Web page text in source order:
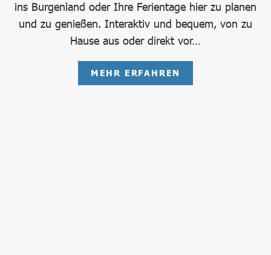
ins Burgenland oder Ihre Ferientage hier zu planen
und zu genießen. Interaktiv und bequem, von zu
Hause aus oder direkt vor…
MEHR ERFAHREN